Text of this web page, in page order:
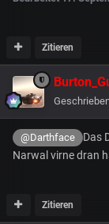
Zitieren
@Darthface
Das
Narwal virne dran
Zitieren